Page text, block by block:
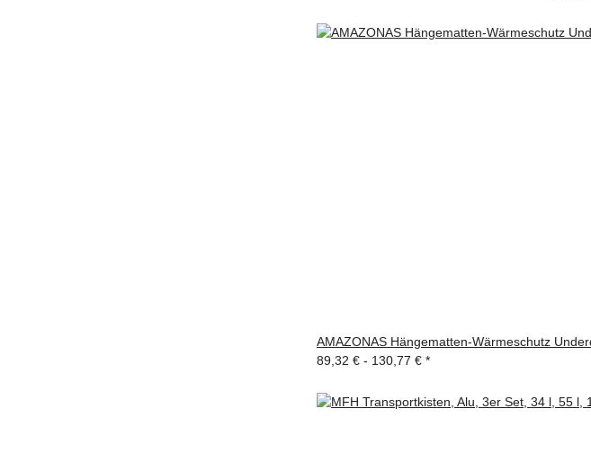
AMAZONAS Hängematten-Wärmeschutz
89,32 € - 130,77 € *